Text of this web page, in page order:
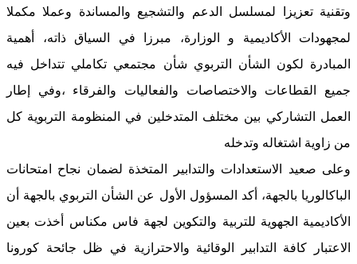
وتقنية تعزيزا لمسلسل الدعم والتشجيع والمساندة وعملا مكملا
لمجهودات الأكاديمية و الوزارة، مبرزا في السياق ذاته، أهمية
المبادرة لكون الشأن التربوي شأن مجتمعي تكاملي تتداخل فيه
جميع القطاعات والاختصاصات والفعاليات والفرقاء ،وفي إطار
العمل التشاركي بين مختلف المتدخلين في المنظومة التربوية كل
من زاوية اشتغاله وتدخله
وعلى صعيد الاستعدادات والتدابير المتخذة لضمان نجاح امتحانات
الباكالوريا بالجهة، أكد المسؤول الأول عن الشأن التربوي بالجهة أن
الأكاديمية الجهوية للتربية والتكوين لجهة فاس مكناس أخذت بعين
الاعتبار كافة التدابير الوقائية والاحترازية في ظل جائحة كورونا